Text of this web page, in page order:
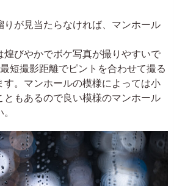
りが見当たらなければ、マンホール
煌びやかでボケ写真が撮りやすいで
短撮影距離でピントを合わせて撮る
す。マンホールの模様によっては小
ともあるので良い模様のマンホール